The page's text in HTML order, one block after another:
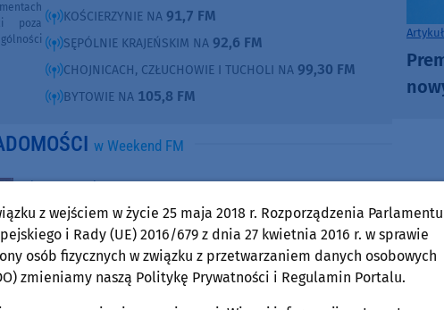
KOŚCIERZYNIE NA 91,7 FM
SĘPÓLNIE KRAJEŃSKIM NA 92,6 FM
CHOJNICACH, CZŁUCHOWIE I TUCHOLI NA 99,30 FM
BYTOWIE NA 105,8 FM
poza
w Weekend FM
środa, 5 sierpnia 2026, 07:22
Gmina Rzeczenica ma plan ogólny. Dokument
wprowadza ograniczenia dla nowych farm
wiatrowych i fotowoltaicznych
z wejściem w życie 25 maja 2018 r. Rozporządzenia Parlamentu
i Rady (UE) 2016/679 z dnia 27 kwietnia 2016 r. w sprawie
osób fizycznych w związku z przetwarzaniem danych osobowych
zmieniamy naszą Politykę Prywatności i Regulamin Portalu.